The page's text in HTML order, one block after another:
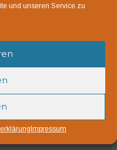
und unseren Service zu
Impressum